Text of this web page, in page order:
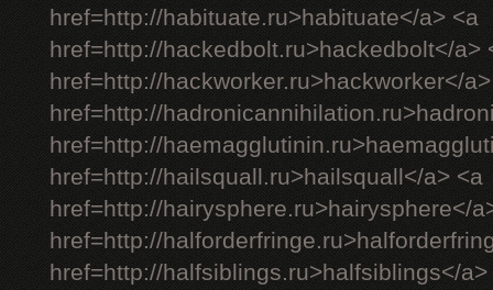
href=http://habituate.ru>habituate</a> <a
href=http://hackedbolt.ru>hackedbolt</a>
href=http://hackworker.ru>hackworker</
href=http://
href=http://
href=http://hailsquall.ru>hailsquall</a> <a
href=http://hairysphere.ru>hairysphere</
href=http://
href=http://halfsiblings.ru>halfsiblings</a>